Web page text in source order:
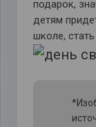
подарок,
детям
школе,